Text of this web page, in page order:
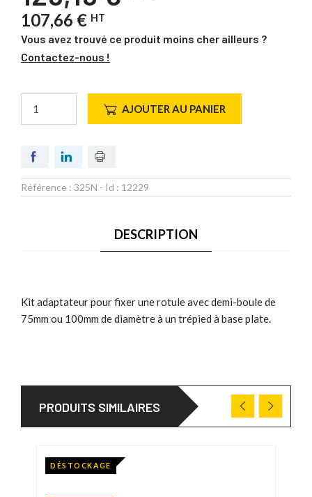
107,66 € HT
Vous avez trouvé ce produit moins cher ailleurs ?
Contactez-nous !
AJOUTER AU PANIER
Référence : 325N - Id : 12229
DESCRIPTION
Kit adaptateur pour fixer une rotule avec demi-boule de
75mm ou 100mm de diamètre à un trépied à base plate.
PRODUITS SIMILAIRES
DÉSTOCKAGE